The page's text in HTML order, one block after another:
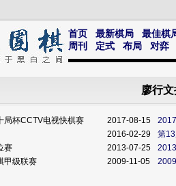
首页 最新棋局
最佳棋
周刊
定式 布局 对弈
廖行
局杯CCTV电视快棋赛 2017-08-15
2016-02-29
第
赛 2013-07-25
甲级联赛 2009-11-05